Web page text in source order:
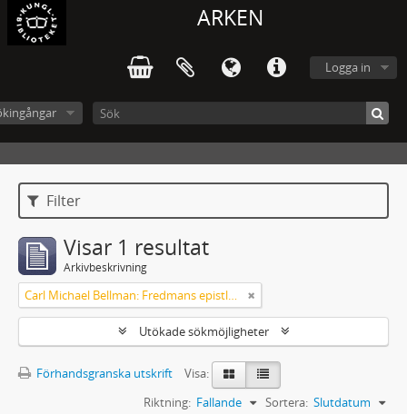
ARKEN
Logga in
Filter
Visar 1 resultat
Arkivbeskrivning
Carl Michael Bellman: Fredmans epistlar m.m.
Utökade sökmöjligheter
Förhandsgranska utskrift
Visa:
Sortera: Slutdatum
Riktning: Fallande